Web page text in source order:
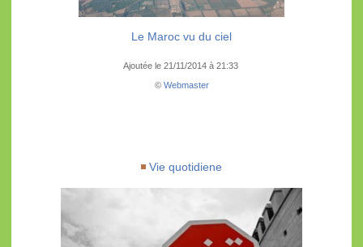
Le Maroc vu du ciel
Ajoutée le 21/11/2014 à 21:33
© Webmaster
Vie quotidiene